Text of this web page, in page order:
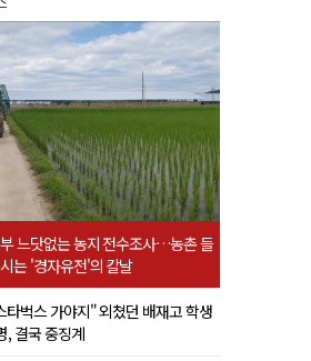
느닷없는 농지 전수조사…농촌 들
는 '경자유전'의 칼날
타벅스 가야지" 외쳤던 배재고 학생
, 결국 중징계